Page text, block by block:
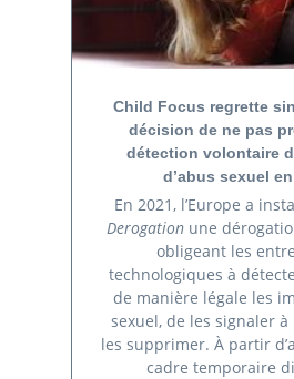
Child Focus regrette
décision de ne pas
détection volontaire
d’abus sexuel
En 2021, l’Europe a
Derogation une
obligeant les
technologiques à
de manière légale les
sexuel, de les signaler
les supprimer. À partir
cadre temporaire